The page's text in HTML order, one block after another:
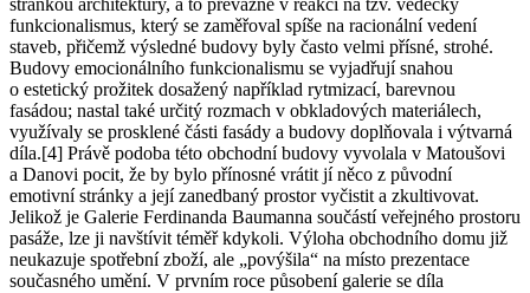
funkcionalismus, který se zaměřoval spíše na racionální vedení
staveb, přičemž výsledné budovy byly často velmi přísné, strohé.
Budovy emocionálního funkcionalismu se vyjadřují snahou
o estetický prožitek dosažený například rytmizací, barevnou
fasádou; nastal také určitý rozmach v obkladových materiálech,
využívaly se prosklené části fasády a budovy doplňovala i výtvarná
díla.[4] Právě podoba této obchodní budovy vyvolala v Matoušovi
a Danovi pocit, že by bylo přínosné vrátit jí něco z původní
emotivní stránky a její zanedbaný prostor vyčistit a zkultivovat.
Jelikož je Galerie Ferdinanda Baumanna součástí veřejného prostoru
pasáže, lze ji navštívit téměř kdykoli. Výloha obchodního domu již
neukazuje spotřební zboží, ale „povýšila“ na místo prezentace
současného umění. V prvním roce působení galerie se díla